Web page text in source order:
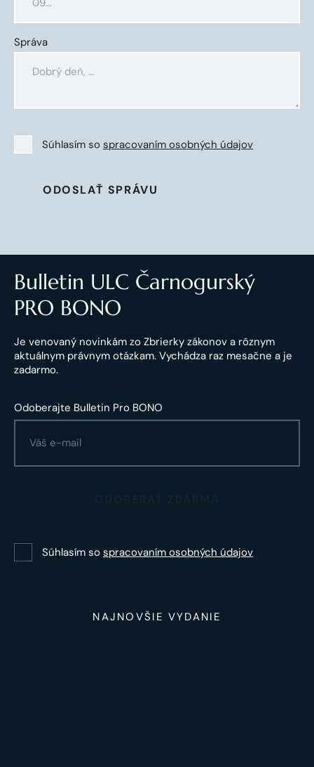
Správa
Súhlasím so spracovaním osobných údajov
ODOSLAŤ SPRÁVU
Bulletin ULC Čarnogurský
PRO BONO
Je venovaný novinkám zo Zbrierky zákonov a rôznym
aktuálnym právnym otázkam. Vychádza raz mesačne a je
zadarmo.
Odoberajte Bulletin Pro BONO
Súhlasím so spracovaním osobných údajov
NAJNOVŠIE VYDANIE